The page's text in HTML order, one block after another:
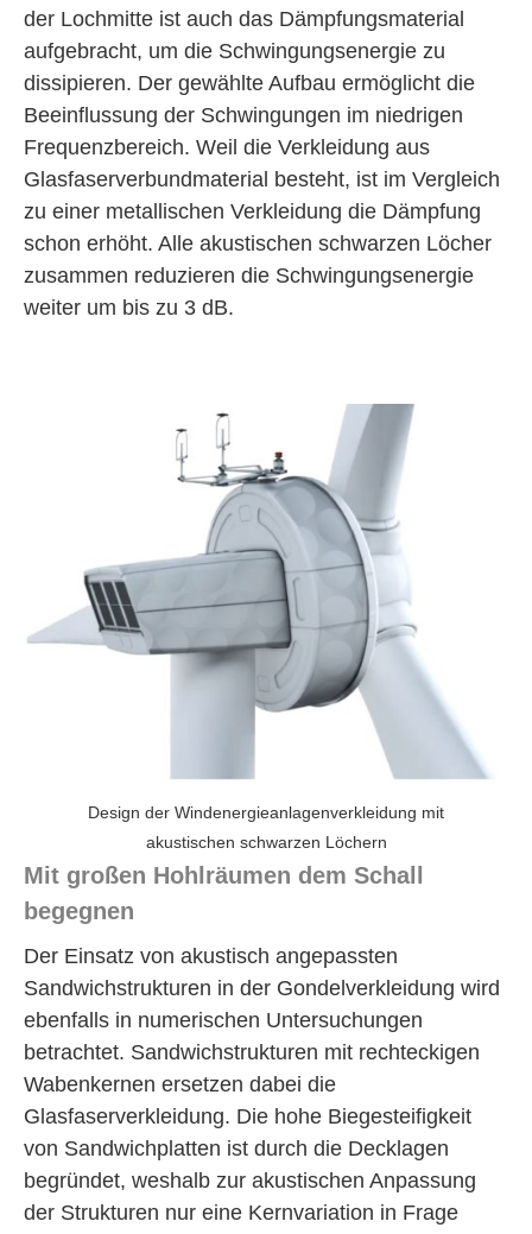
der Lochmitte ist auch das Dämpfungsmaterial
aufgebracht, um die Schwingungsenergie zu
dissipieren. Der gewählte Aufbau ermöglicht die
Beeinflussung der Schwingungen im niedrigen
Frequenzbereich. Weil die Verkleidung aus
Glasfaserverbundmaterial besteht, ist im Vergleich
zu einer metallischen Verkleidung die Dämpfung
schon erhöht. Alle akustischen schwarzen Löcher
zusammen reduzieren die Schwingungsenergie
weiter um bis zu 3 dB.
Design der Windenergieanlagenverkleidung mit
akustischen schwarzen Löchern
Mit großen Hohlräumen dem Schall
begegnen
Der Einsatz von akustisch angepassten
Sandwichstrukturen in der Gondelverkleidung wird
ebenfalls in numerischen Untersuchungen
betrachtet. Sandwichstrukturen mit rechteckigen
Wabenkernen ersetzen dabei die
Glasfaserverkleidung. Die hohe Biegesteifigkeit
von Sandwichplatten ist durch die Decklagen
begründet, weshalb zur akustischen Anpassung
der Strukturen nur eine Kernvariation in Frage